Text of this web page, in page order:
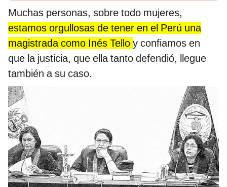
Muchas personas, sobre todo mujeres,
estamos orgullosas de tener en el Perú una
magistrada como Inés Tello y confiamos en
que la justicia, que ella tanto defendió, llegue
también a su caso.